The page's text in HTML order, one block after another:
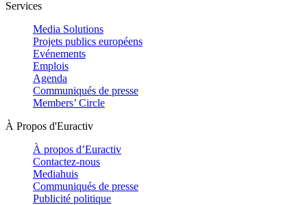
Services
Media Solutions
Projets publics européens
Evénements
Emplois
Agenda
Communiqués de presse
Members’ Circle
À Propos d'Euractiv
À propos d’Euractiv
Contactez-nous
Mediahuis
Communiqués de presse
Publicité politique